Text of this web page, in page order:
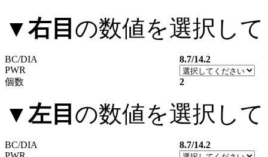
▼右目 の数値を選択し
BC/DIA
8.7/14.2
PWR
個数
2
▼ 左目 の数値を選択し
BC/DIA
8.7/14.2